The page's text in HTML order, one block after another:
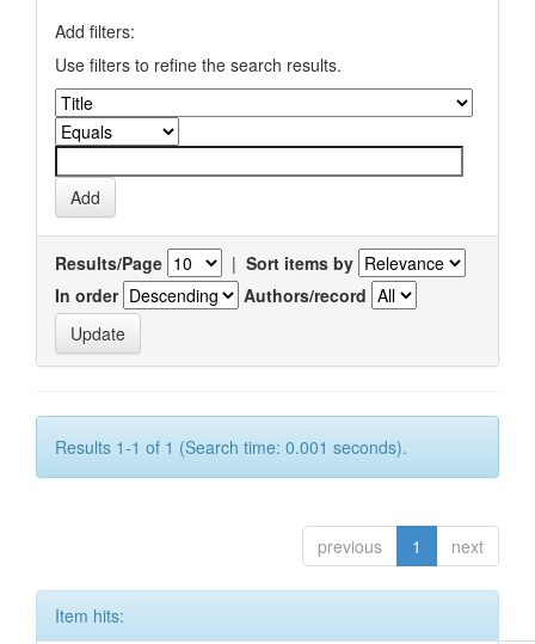
Add filters:
Use filters to refine the search results.
Results/Page | Sort items by
In order
Authors/record
Results 1-1 of 1 (Search time: 0.001 seconds).
previous 1 next
Item hits: